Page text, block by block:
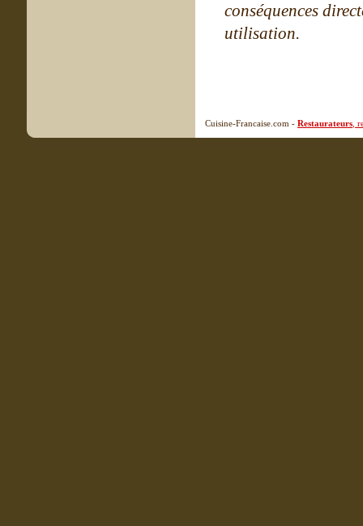
conséquences
utilisation.
Cuisine-Francaise.com - Restaurateurs ,